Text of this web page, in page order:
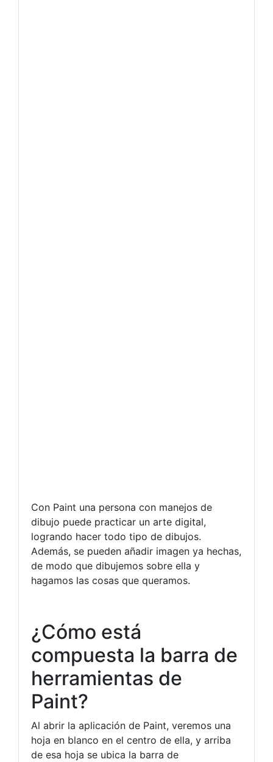
Con Paint una persona con manejos de
dibujo puede practicar un arte digital,
logrando hacer todo tipo de dibujos.
Además, se pueden añadir imagen ya hechas,
de modo que dibujemos sobre ella y
hagamos las cosas que queramos.
¿Cómo está
compuesta la barra de
herramientas de
Paint?
Al abrir la aplicación de Paint, veremos una
hoja en blanco en el centro de ella, y arriba
de esa hoja se ubica la barra de